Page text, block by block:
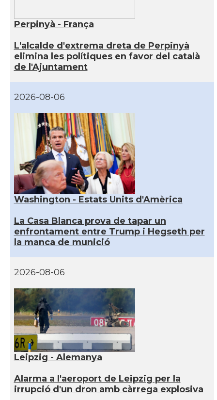
Perpinyà - França
L'alcalde d'extrema dreta de Perpinyà
elimina les polítiques en favor del català
de l'Ajuntament
2026-08-06
Washington - Estats Units d'Amèrica
La Casa Blanca prova de tapar un
enfrontament entre Trump i Hegseth per
la manca de munició
2026-08-06
Leipzig - Alemanya
Alarma a l'aeroport de Leipzig per la
irrupció d'un dron amb càrrega explosiva